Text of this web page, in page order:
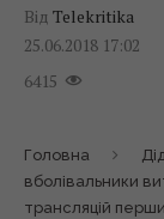
Від Telekritika
25.06.2018 17:02
6415
Головна
вболівальники
трансляцій